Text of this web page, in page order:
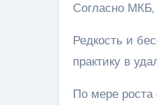
Согласно
Редкость и
практику в
По мере роста